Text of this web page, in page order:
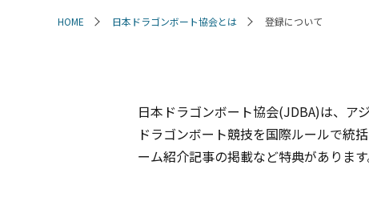
HOME 日本ドラゴンボート協会とは 登録について
日本ドラゴンボート協会(JDBA)は、ア
ドラゴンボート競技を国際ルールで統
ーム紹介記事の掲載など特典がありま